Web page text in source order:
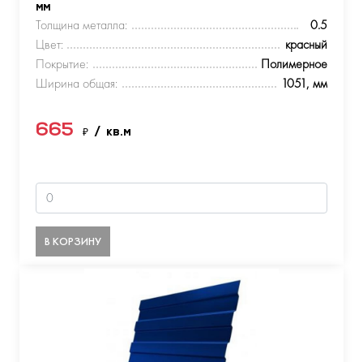
мм
Толщина металла:
0.5
Цвет:
красный
Покрытие:
Полимерное
Ширина общая:
1051, мм
665 ₽ / кв.м
В КОРЗИНУ